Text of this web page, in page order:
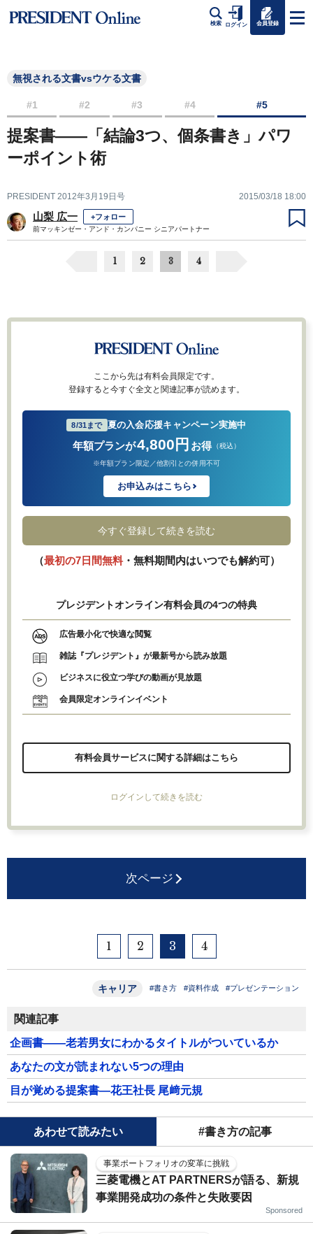
検索 ログイン 会員登録
無視される文書vsウケる文書
#1 #2 #3 #4 #5
提案書――「結論3つ、個条書き」パワ
ーポイント術
PRESIDENT 2012年3月19日号 2015/03/18 18:00
山梨 広一 +フォロー
前マッキンゼー・アンド・カンパニー シニアパートナー
1 2 3 4
ここから先は有料会員限定です。
登録すると今すぐ全文と関連記事が読めます。
8/31まで 夏の入会応援キャンペーン実施中
年額プランが4,800円 お得 （税込）
※年額プラン限定／他割引との併用不可
お申込みはこちら
今すぐ登録して続きを読む
（最初の7日間無料・無料期間内はいつでも解約可）
プレジデントオンライン有料会員の4つの特典
広告最小化で快適な閲覧
雑誌『プレジデント』が最新号から読み放題
ビジネスに役立つ学びの動画が見放題
会員限定オンラインイベント
有料会員サービスに関する詳細はこちら
ログインして続きを読む
次ページ
1 2 3 4
キャリア #書き方 #資料作成 #プレゼンテーション
関連記事
企画書――老若男女にわかるタイトルがついているか
あなたの文が読まれない5つの理由
目が覚める提案書―花王社長 尾﨑元規
あわせて読みたい #書き方の記事
事業ポートフォリオの変革に挑戦
三菱電機とAT PARTNERSが語る、新規
事業開発成功の条件と失敗要因
Sponsored